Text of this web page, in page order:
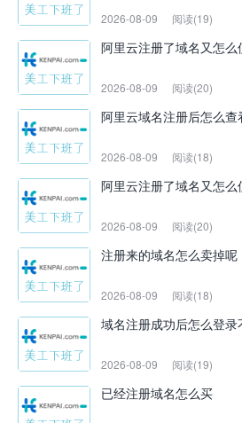
2026-08-09 阅读(19)
阿里云注册了域名又怎么
2026-08-09 阅读(20)
阿里云域名注册后怎么查
2026-08-09 阅读(18)
阿里云注册了域名又怎么
2026-08-09 阅读(20)
注册来的域名怎么卖掉呢
2026-08-09 阅读(18)
域名注册成功后怎么登录
2026-08-09 阅读(19)
已经注册域名怎么买